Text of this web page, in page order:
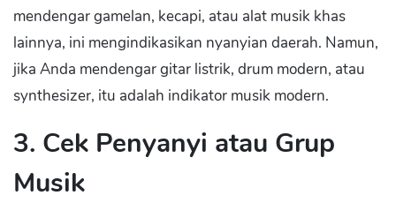
mendengar gamelan, kecapi, atau alat musik khas
lainnya, ini mengindikasikan nyanyian daerah. Namun,
jika Anda mendengar gitar listrik, drum modern, atau
synthesizer, itu adalah indikator musik modern.
3. Cek Penyanyi atau Grup
Musik